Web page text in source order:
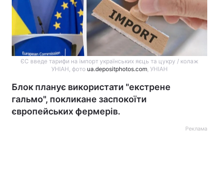
ЄС введе тарифи на імпорт українських яєць та цукру / колаж
УНІАН, фото ua.depositphotos.com, УНІАН
Блок планує використати "екстрене
гальмо", покликане заспокоїти
європейських фермерів.
Реклама